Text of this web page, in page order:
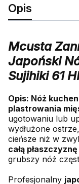
Opis
Mcusta
Japoński
Sujihiki 61
Opis: Nóż
plastrowania
ugotowaniu lub
wydłużone
cieńsze niż w
całą płaszczyznę
grubszy nóż
Profesjonalny